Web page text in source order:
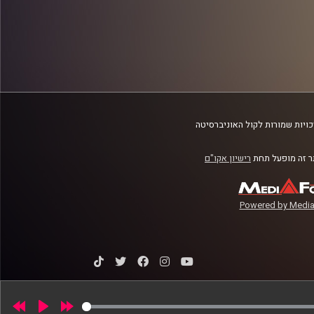
שמורות לקול האוניברסיטה
זה מופעל תחת רישיון אקו"ם
Powered by